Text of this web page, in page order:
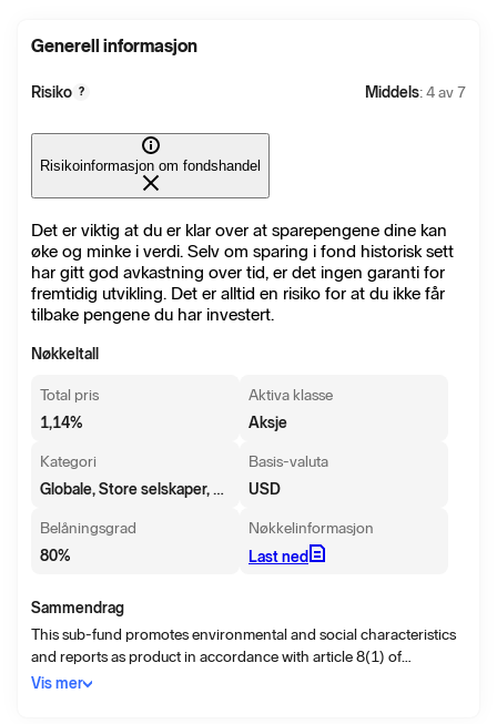
Generell informasjon
Risiko ? Middels: 4 av 7
Risikoinformasjon om fondshandel
Det er viktig at du er klar over at sparepengene dine kan
øke og minke i verdi. Selv om sparing i fond historisk sett
har gitt god avkastning over tid, er det ingen garanti for
fremtidig utvikling. Det er alltid en risiko for at du ikke får
tilbake pengene du har investert.
Nøkkeltall
Total pris
1,14%
Aktiva klasse
Aksje
Kategori
Globale, Store selskaper, Verdi
Basis-valuta
USD
Belåningsgrad
80%
Nøkkelinformasjon
Last ned
Sammendrag
This sub-fund promotes environmental and social characteristics
and reports as product in accordance with article 8(1) of
Regulation (EU) 2019/2088 on sustainability related disclosures
Vis mer